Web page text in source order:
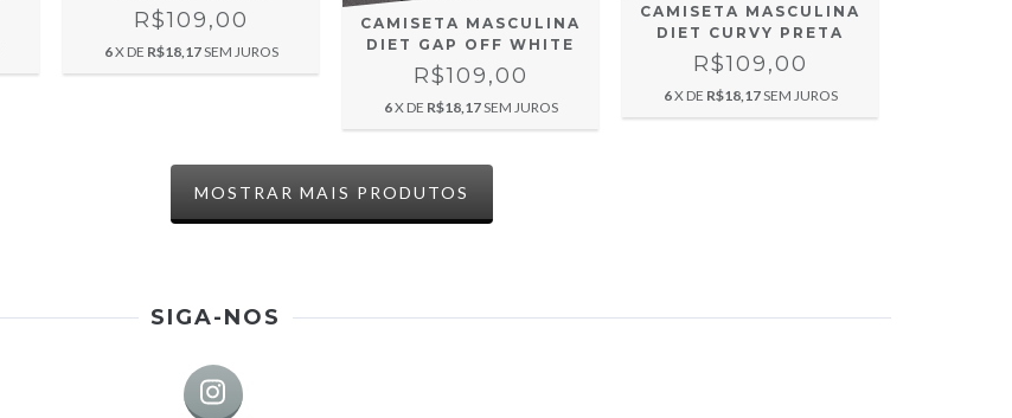
R$109,00
6X DE R$18,17SEM JUROS
CAMISETA MASCULINA
DIET GAP OFF WHITE
R$109,00
6X DE R$18,17SEM JUROS
CAMISETA MASCULINA
DIET CURVY PRETA
R$109,00
6X DE R$18,17SEM JUROS
MOSTRAR MAIS PRODUTOS
SIGA-NOS